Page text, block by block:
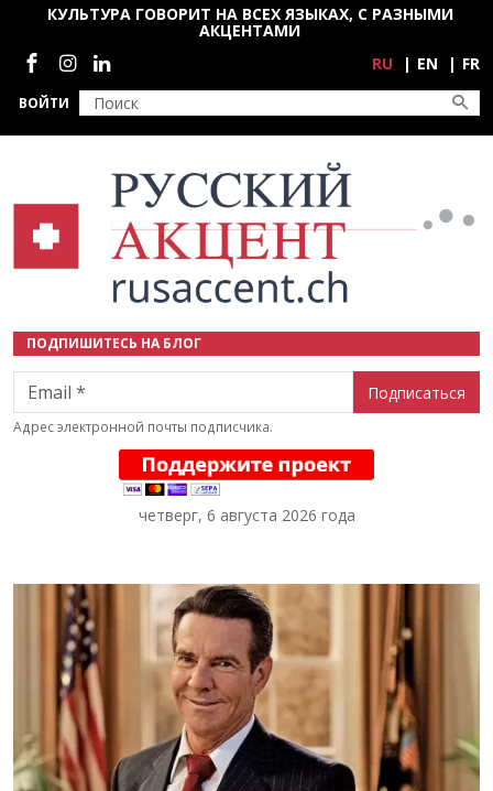
Перейти к основному содержанию
ВОЙТИ
КУЛЬТУРА ГОВОРИТ НА ВСЕХ ЯЗЫКАХ, С РАЗНЫМИ
АКЦЕНТАМИ
Социальные сети
RU EN FR
ПОДПИШИТЕСЬ НА БЛОГ
Email
Адрес электронной почты подписчика.
четверг, 6 августа 2026 года